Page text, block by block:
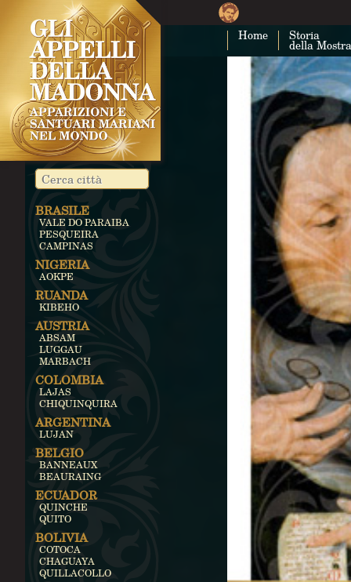
Home Storia
della Mostra
BRASILE
VALE DO PARAIBA
PESQUEIRA
CAMPINAS
NIGERIA
AOKPE
RUANDA
KIBEHO
AUSTRIA
ABSAM
LUGGAU
MARBACH
COLOMBIA
LAJAS
CHIQUINQUIRA
ARGENTINA
LUJAN
BELGIO
BANNEAUX
BEAURAING
ECUADOR
QUINCHE
QUITO
BOLIVIA
COTOCA
CHAGUAYA
QUILLACOLLO